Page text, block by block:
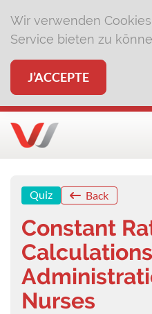
Wir verwenden
Service bieten zu
J’ACCEPTE
Quiz Back
Constant
Nurses